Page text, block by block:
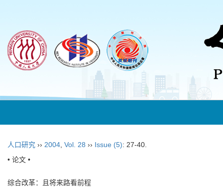
人口研究 ›› 2004 Vol. 28 ›› Issue (5): 27-40.
• 论文 •
综合改革：且将来路看前程